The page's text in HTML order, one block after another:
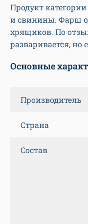
Продукт
и свинины. Фарш
хрящиков. По
разваривается, но
Основные
Производитель
Страна
Состав